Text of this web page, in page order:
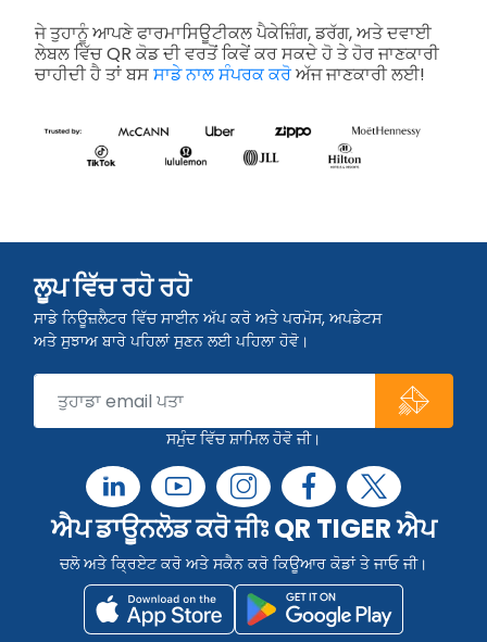
ਜੇ ਤੁਹਾਨੂੰ ਆਪਣੇ ਫਾਰਮਾਸਿਊਟੀਕਲ ਪੈਕੇਜ਼ਿੰਗ, ਡਰੱਗ, ਅਤੇ ਦਵਾਈ
ਲੇਬਲ ਵਿੱਚ QR ਕੋਡ ਦੀ ਵਰਤੋਂ ਕਿਵੇਂ ਕਰ ਸਕਦੇ ਹੋ ਤੇ ਹੋਰ ਜਾਣਕਾਰੀ
ਚਾਹੀਦੀ ਹੈ ਤਾਂ ਬਸਸਾਡੇ ਨਾਲ ਸੰਪਰਕ ਕਰੋਅੱਜ ਜਾਣਕਾਰੀ ਲਈ!
ਲੂਪ ਵਿੱਚ ਰਹੋ ਰਹੋ
ਸਾਡੇ ਨਿਊਜ਼ਲੈਟਰ ਵਿੱਚ ਸਾਈਨ ਅੱਪ ਕਰੋ ਅਤੇ ਪਰਮੋਸ, ਅਪਡੇਟਸ
ਅਤੇ ਸੁਝਾਅ ਬਾਰੇ ਪਹਿਲਾਂ ਸੁਣਨ ਲਈ ਪਹਿਲਾ ਹੋਵੋ।
ਸਮੁੰਦ ਵਿੱਚ ਸ਼ਾਮਿਲ ਹੋਵੋ ਜੀ।
ਐਪ ਡਾਊਨਲੋਡ ਕਰੋ ਜੀਃ QR TIGER ਐਪ
ਚਲੋ ਅਤੇ ਕ੍ਰਿਏਟ ਕਰੋ ਅਤੇ ਸਕੈਨ ਕਰੋ ਕਿਊਆਰ ਕੋਡਾਂ ਤੇ ਜਾਓ ਜੀ।